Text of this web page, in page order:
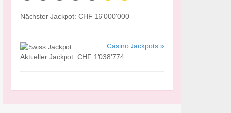
Nächster Jackpot: CHF 16'000'000
Casino Jackpots »
Aktueller Jackpot: CHF 1'038'774